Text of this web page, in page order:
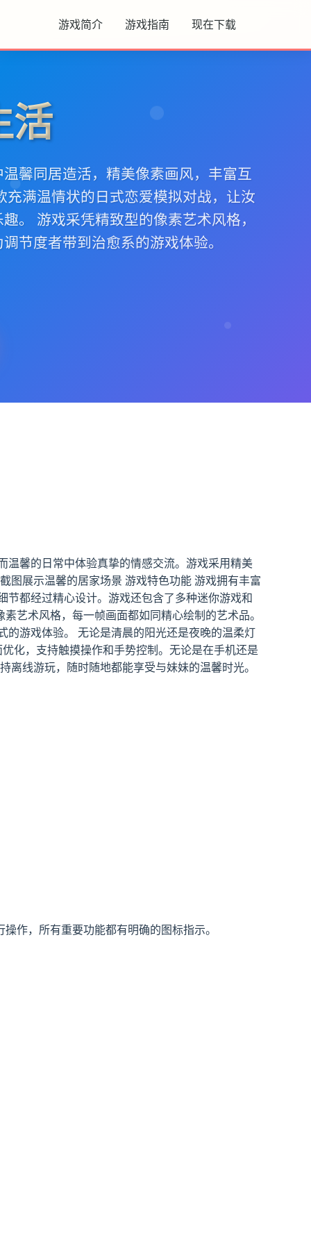
游戏简介 游戏指南 现在下载
活
馨同居造活，精美像素画风，丰富互
充满温情状的日式恋爱模拟对战，让汝
。 游戏采凭精致型的像素艺术风格，
节度者带到治愈系的游戏体验。
温馨的日常中体验真挚的情感交流。游戏采用精美
图展示温馨的居家场景 游戏特色功能 游戏拥有丰富
都经过精心设计。游戏还包含了多种迷你游戏和
艺术风格，每一帧画面都如同精心绘制的艺术品。
游戏体验。 无论是清晨的阳光还是夜晚的温柔灯
化，支持触摸操作和手势控制。无论是在手机还是
线游玩，随时随地都能享受与妹妹的温馨时光。
作，所有重要功能都有明确的图标指示。